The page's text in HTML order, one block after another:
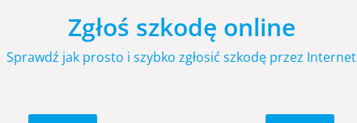
Zgłoś szkodę online
Sprawdź jak prosto i szybko zgłosić szkodę przez Internet